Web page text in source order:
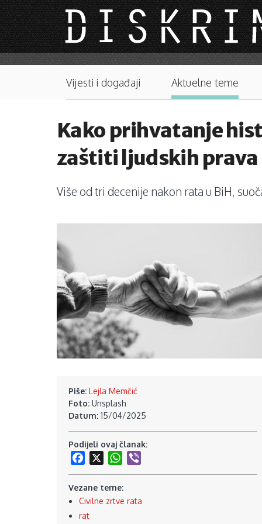
Skip to main content
Main menu
Vijesti i događaji Aktuelne teme
Kako prihvatanje
zaštiti ljudskih prava
Više od tri decenije nakon rata u BiH,
Piše: Lejla Memčić
Foto: Unsplash
Datum: 15/04/2025
Podijeli ovaj članak:
Facebook
WhatsApp
Vezane teme:
Civilne zrtve rata
rat